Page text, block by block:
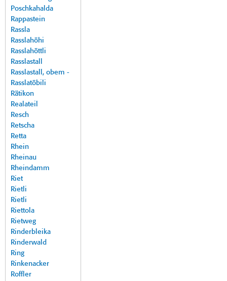
Poschkahalda
Rappastein
Rassla
Rasslahöhi
Rasslahöttli
Rasslastall
Rasslastall, obem -
Rasslatöbili
Rätikon
Realateil
Resch
Retscha
Retta
Rhein
Rheinau
Rheindamm
Riet
Rietli
Rietli
Riettola
Rietweg
Rinderbleika
Rinderwald
Ring
Rinkenacker
Roffler